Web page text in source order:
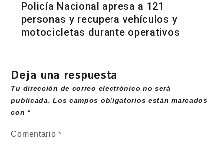
Policía Nacional apresa a 121
personas y recupera vehículos y
motocicletas durante operativos
Deja una respuesta
Tu dirección de correo electrónico no será
publicada. Los campos obligatorios están marcados
con*
Comentario*